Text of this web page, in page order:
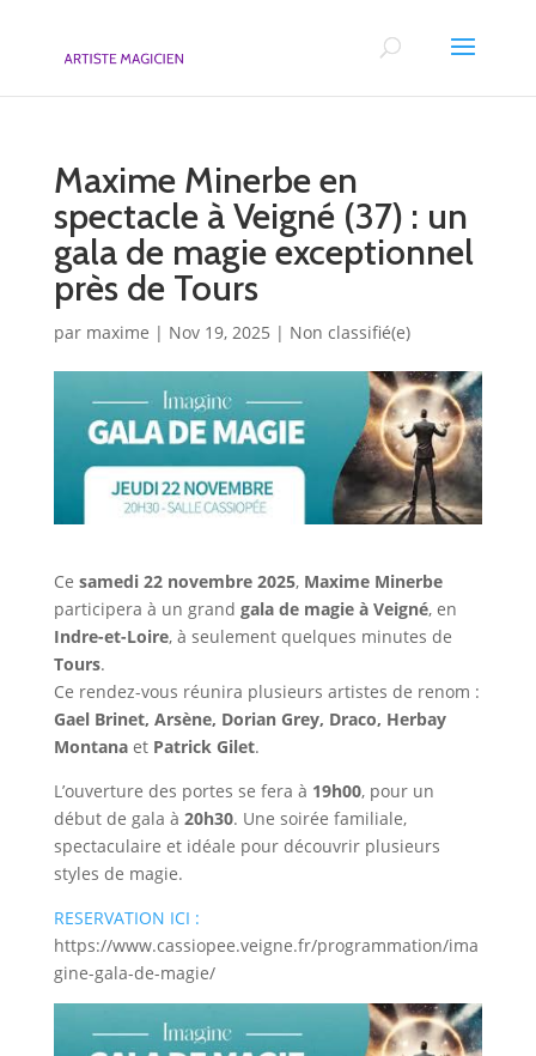
Maxime Minerbe en
spectacle à Veigné (37) : un
gala de magie exceptionnel
près de Tours
par maxime | Nov 19, 2025 | Non classifié(e)
Ce samedi 22 novembre 2025, Maxime Minerbe
participera à un grand gala de magie à Veigné, en
Indre-et-Loire, à seulement quelques minutes de
Tours.
Ce rendez-vous réunira plusieurs artistes de renom :
Gael Brinet, Arsène, Dorian Grey, Draco, Herbay
Montanaet Patrick Gilet.
L’ouverture des portes se fera à 19h00, pour un
début de gala à 20h30. Une soirée familiale,
spectaculaire et idéale pour découvrir plusieurs
styles de magie.
RESERVATION ICI :
https://www.cassiopee.veigne.fr/programmation/ima
gine-gala-de-magie/